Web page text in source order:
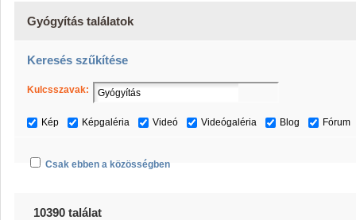
Gyógyítás találatok
Keresés szűkítése
Kulcsszavak:
Kép Képgaléria Videó Videógaléria Blog Fórum
Csak ebben a közösségben
10390 találat